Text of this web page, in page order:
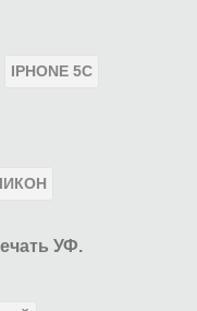
IPHONE 5C
УФ.